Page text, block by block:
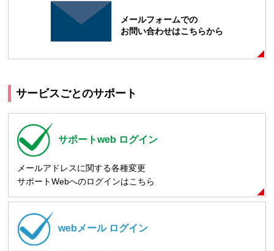
メールフォームでの
お問い合わせはこちらから
サービスごとのサポート
サポートweb ログイン
メールアドレスに関する各種変更
サポートWebへのログインはこちら
webメールログイン